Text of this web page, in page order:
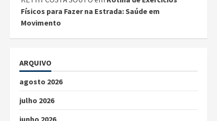
Físicos para Fazer na Estrada: Saúde em
Movimento
ARQUIVO
agosto 2026
julho 2026
junho 2026